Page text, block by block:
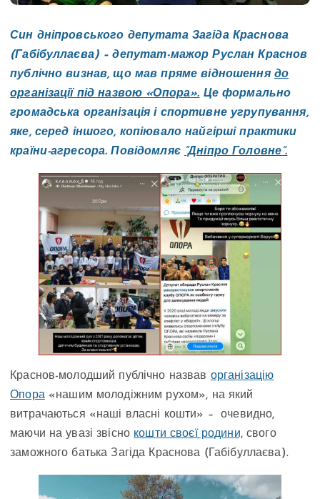
Син дніпровського депутата Загіда Краснова
(Габібуллаєва) – депутат-мажор Руслан Краснов
публічно визнав, що мав пряме відношення до
організації під назвою «Опора». Це формально
громадська організація і спортивне угрупування,
яке, серед іншого, копіювало найгірші практики
країни-агресора. Повідомляє “Дніпро Головне”.
Краснов-молодший публічно назвав організацію
Опора«нашим молодіжним рухом», на який
витрачаються «наші власні кошти» – очевидно,
маючи на увазі звісно кошти своєї родини,свого
заможного батька Загіда Краснова (Габібуллаєва).